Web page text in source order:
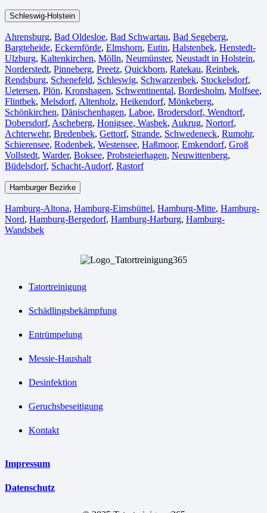
Schleswig-Holstein
Ahrensburg, Bad Oldesloe, Bad Schwartau, Bad Segeberg,
Bargteheide, Eckernförde, Elmshorn, Eutin, Halstenbek, Henstedt-
Ulzburg, Kaltenkirchen, Mölln, Neumünster, Neustadt in Holstein,
Norderstedt, Pinneberg, Preetz, Quickborn, Ratekau, Reinbek,
Rendsburg, Schenefeld, Schleswig, Schwarzenbek, Stockelsdorf,
Uetersen, Plön, Kronshagen, Schwentinental, Bordesholm, Molfsee,
Flintbek, Melsdorf, Altenholz, Heikendorf, Mönkeberg,
Schönkirchen, Dänischenhagen, Laboe, Brodersdorf, Wendtorf,
Dobersdorf, Ascheberg, Honigsee, Wasbek, Aukrug, Nortorf,
Achterwehr, Bredenbek, Gettorf, Strande, Schwedeneck, Rumohr,
Schierensee, Rodenbek, Westensee, Haßmoor, Emkendorf, Groß
Vollstedt, Warder, Boksee, Probsteierhagen, Neuwittenberg,
Büdelsdorf, Schacht-Audorf, Rastorf
Hamburger Bezirke
Hamburg-Altona, Hamburg-Eimsbüttel, Hamburg-Mitte, Hamburg-
Nord, Hamburg-Bergedorf, Hamburg-Harburg, Hamburg-
Wandsbek
Tatortreinigung
Schädlingsbekämpfung
Entrümpelung
Messie-Haushalt
Desinfektion
Geruchsbeseitigung
Kontakt
Impressum
Datenschutz